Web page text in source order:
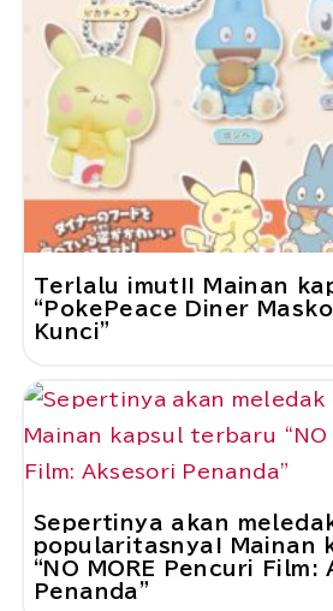
Terlalu imut!! Mainan
“PokePeace Diner
Kunci”
Sepertinya akan
popularitasnya! Mainan
“NO MORE Pencuri Film:
Penanda”